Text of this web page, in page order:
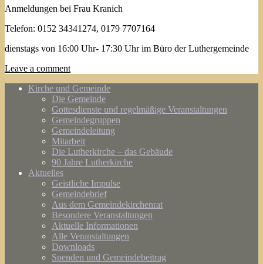
Anmeldungen bei Frau Kranich
Telefon: 0152 34341274, 0179 7707164
dienstags von 16:00 Uhr- 17:30 Uhr im Büro der Luthergemeinde
Leave a comment
Kirche und Gemeinde
Die Gemeinde
Gottesdienste und regelmäßige Veranstaltungen
Gemeindegruppen
Gemeindeleitung
Mitarbeit
Die Lutherkirche – das Gebäude
90 Jahre Lutherkirche
Aktuelles
Geistliche Impulse
Gemeindebrief
Aus dem Gemeindekirchenrat
Besondere Veranstaltungen
Aktuelle Informationen
Alle Veranstaltungen
Downloads
Spenden und Gemeindebeitrag